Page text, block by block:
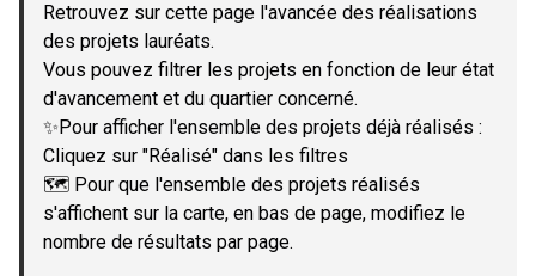
−
Retrouvez sur cette page l'avancée des réalisations
des projets lauréats.
Vous pouvez filtrer les projets en fonction de leur état
d'avancement et du quartier concerné.
✨Pour afficher l'ensemble des projets déjà réalisés :
Cliquez sur "Réalisé" dans les filtres
🗺️ Pour que l'ensemble des projets réalisés
s'affichent sur la carte, en bas de page, modifiez le
nombre de résultats par page.